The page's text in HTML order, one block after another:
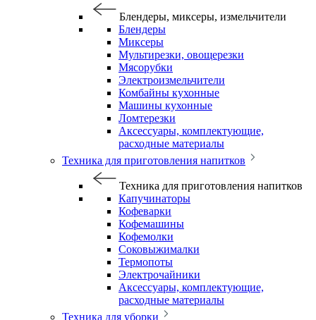
Блендеры, миксеры, измельчители
Блендеры
Миксеры
Мультирезки, овощерезки
Мясорубки
Электроизмельчители
Комбайны кухонные
Машины кухонные
Ломтерезки
Аксессуары, комплектующие,
расходные материалы
Техника для приготовления напитков
Техника для приготовления напитков
Капучинаторы
Кофеварки
Кофемашины
Кофемолки
Соковыжималки
Термопоты
Электрочайники
Аксессуары, комплектующие,
расходные материалы
Техника для уборки